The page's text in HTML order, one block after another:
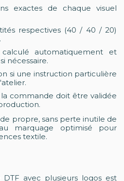
exactes de chaque visuel
respectives (40 / 40 / 20)
automatiquement et
nécessaire.
si une instruction particulière
commande doit être validée
propre, sans perte inutile de
marquage optimisé pour
textile.
avec plusieurs logos est